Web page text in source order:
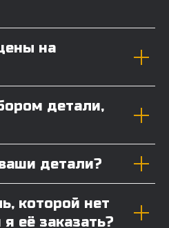
на
детали,
детали?
которой нет
её заказать?